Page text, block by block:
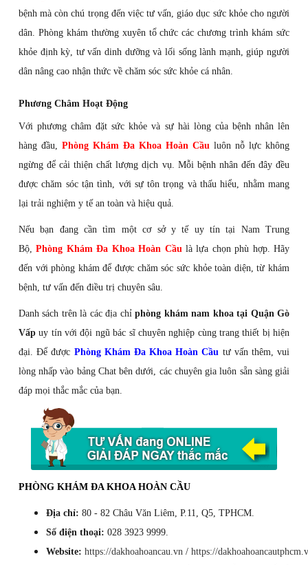
bệnh mà còn chú trọng đến việc tư vấn, giáo dục sức khỏe cho người
dân. Phòng khám thường xuyên tổ chức các chương trình khám sức
khỏe định kỳ, tư vấn dinh dưỡng và lối sống lành mạnh, giúp người
dân nâng cao nhận thức về chăm sóc sức khỏe cá nhân.
Phương Châm Hoạt Động
Với phương châm đặt sức khỏe và sự hài lòng của bệnh nhân lên
hàng đầu, Phòng Khám Đa Khoa Hoàn Cầu luôn nỗ lực không
ngừng để cải thiện chất lượng dịch vụ. Mỗi bệnh nhân đến đây đều
được chăm sóc tận tình, với sự tôn trọng và thấu hiểu, nhằm mang
lại trải nghiệm y tế an toàn và hiệu quả.
Nếu bạn đang cần tìm một cơ sở y tế uy tín tại Nam Trung
Bộ,Phòng Khám Đa Khoa Hoàn Cầulà lựa chọn phù hợp. Hãy
đến với phòng khám để được chăm sóc sức khỏe toàn diện, từ khám
bệnh, tư vấn đến điều trị chuyên sâu.
Danh sách trên là các địa chỉphòng khám nam khoa tại Quận Gò
Vấp uy tín với đội ngũ bác sĩ chuyên nghiệp cùng trang thiết bị hiện
đại. Để được Phòng Khám Đa Khoa Hoàn Cầu tư vấn thêm, vui
lòng nhấp vào bảng Chat bên dưới, các chuyên gia luôn sẵn sàng giải
đáp mọi thắc mắc của bạn.
PHÒNG KHÁM ĐA KHOA HOÀN CẦU
Địa chỉ: 80 - 82 Châu Văn Liêm, P.11, Q5, TPHCM.
Số điện thoại: 028 3923 9999.
Website: https://dakhoahoancau.vn / https://